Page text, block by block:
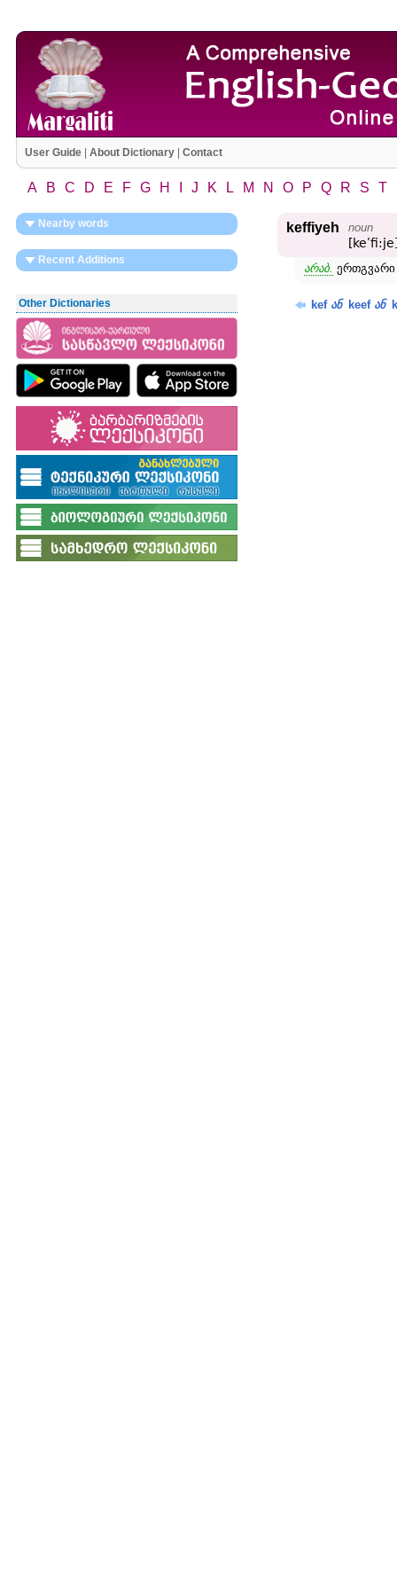
User Guide| About Dictionary| Contact
A B C D E F G H J K L M N O P Q R S T
Nearby words
Recent Additions
Other Dictionaries
keffiyeh noun
არაბ. ერთგვარი
kef ან keef ან